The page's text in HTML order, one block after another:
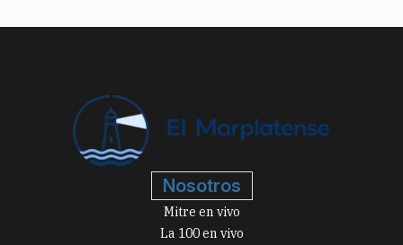
Nosotros
Mitre en vivo
La 100 en vivo